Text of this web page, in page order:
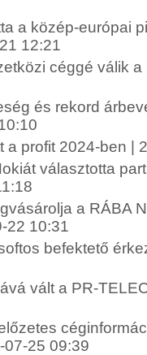
a közép-európai
12:21
céggé válik
és rekord
profit 2024-ben |
választotta
a RÁBA
22 10:31
befektető
vált a PR-
07-25 09:39